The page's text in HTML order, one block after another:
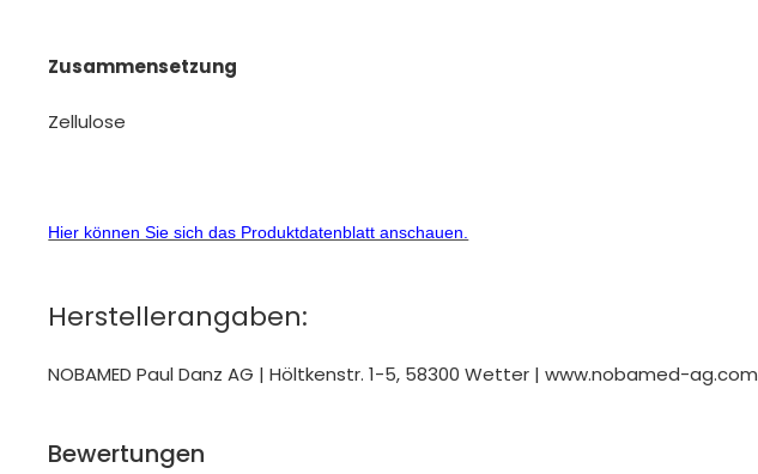
Zusammensetzung
Zellulose
Hier können Sie sich das Produktdatenblatt anschauen.
Herstellerangaben:
NOBAMED Paul Danz AG | Höltkenstr. 1-5, 58300 Wetter | www.nobamed-ag.com
Bewertungen